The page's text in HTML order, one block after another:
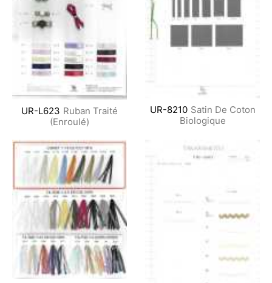
UR-L623 Ruban Traité
(Enroulé)
UR-8210 Satin De Coton
Biologique